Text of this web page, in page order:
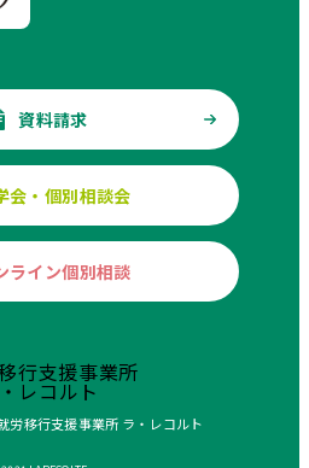
資料請求
会・個別相談会
ライン個別相談
労移行支援事業所 ラ・レコルト